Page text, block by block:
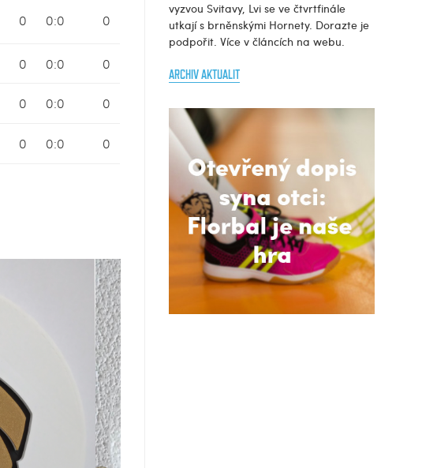
0 0:0 0
0 0:0 0
0 0:0 0
0 0:0 0
vyzvou Svitavy, Lvi se ve čtvrtfinále
utkají s brněnskými Hornety. Dorazte je
podpořit. Více v článcích na webu.
ARCHIV AKTUALIT